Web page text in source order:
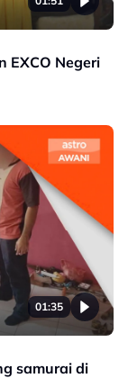
EXCO Negeri
01:35
samurai di